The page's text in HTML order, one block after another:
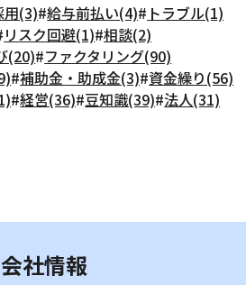
用(3)#給与前払い(4)# トラブル(1)
リスク回避(1)#相談(2)
(20)#ファクタリング(90)
#補助金・助成金(3)#資金繰り(56)
#経営(36)#豆知識(39)#法人(31)
会社情報